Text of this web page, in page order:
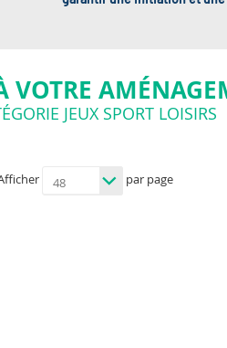
JEUX SPORT LOISIRS
par page